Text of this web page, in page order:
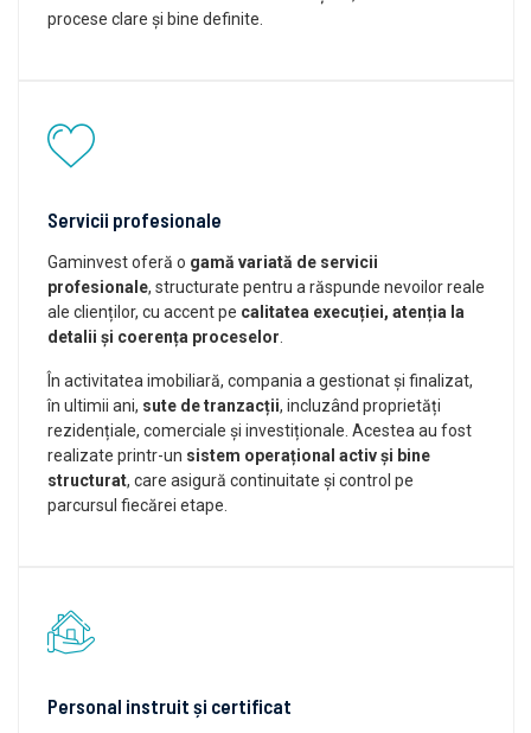
procese clare și bine definite.
Servicii profesionale
Gaminvest oferă o gamă variată de servicii
profesionale, structurate pentru a răspunde nevoilor reale
ale clienților, cu accent pe calitatea execuției, atenția la
detalii și coerența proceselor
În activitatea imobiliară, compania a gestionat și finalizat,
în ultimii ani, sute de tranzacții, incluzând proprietăți
rezidențiale, comerciale și investiționale. Acestea au fost
realizate printr-un sistem operațional activ și bine
structurat, care asigură continuitate și control pe
parcursul fiecărei etape.
Personal instruit și certificat